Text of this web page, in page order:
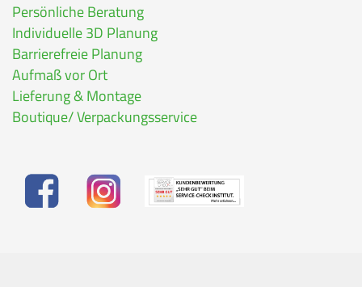
Persönliche Beratung
Individuelle 3D Planung
Barrierefreie Planung
Aufmaß vor Ort
Lieferung & Montage
Boutique/ Verpackungsservice